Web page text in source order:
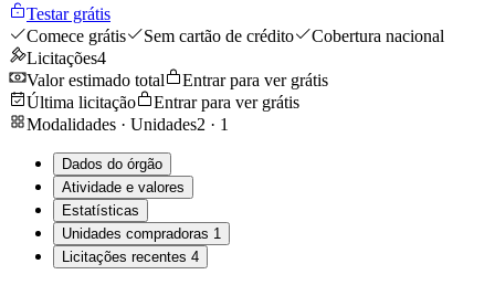
Testar grátis
Comece grátis
Sem cartão de crédito
Cobertura nacional
Licitações4
Valor estimado total
Entrar para ver grátis
Última licitação
Entrar para ver grátis
Modalidades · Unidades2 · 1
Dados do órgão
Atividade e valores
Estatísticas
Unidades compradoras 1
Licitações recentes 4